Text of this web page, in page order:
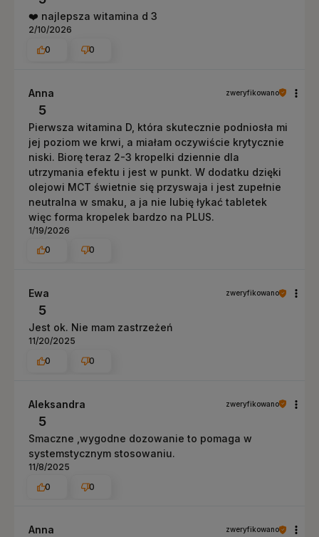
❤️ najlepsza witamina d 3
2/10/2026
0
0
Anna zweryfikowano
5
Pierwsza witamina D, która skutecznie podniosła mi
jej poziom we krwi, a miałam oczywiście krytycznie
niski. Biorę teraz 2-3 kropelki dziennie dla
utrzymania efektu i jest w punkt. W dodatku dzięki
olejowi MCT świetnie się przyswaja i jest zupełnie
neutralna w smaku, a ja nie lubię łykać tabletek
więc forma kropelek bardzo na PLUS.
1/19/2026
0
0
Ewa zweryfikowano
5
Jest ok. Nie mam zastrzeżeń
11/20/2025
0
0
Aleksandra zweryfikowano
5
Smaczne ,wygodne dozowanie to pomaga w
systemstycznym stosowaniu.
11/8/2025
0
0
Anna zweryfikowano